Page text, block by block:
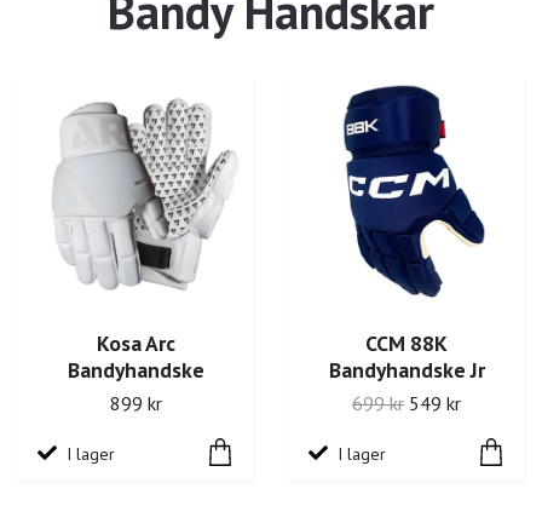
Kosa Arc
Bandyhandske
899 kr
I lager
CCM 88K
Bandyhandske Jr
699 kr 549 kr
I lager